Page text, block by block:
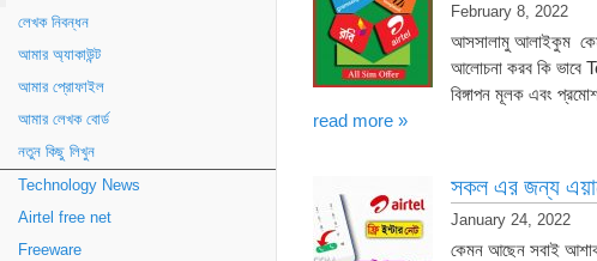
লেখক নিবন্ধন
আমার অ্যাকাউন্ট
আমার প্রোফাইল
আমার লেখক বোর্ড
নতুন কিছু লিখুন
Technology News
Airtel free net
Freeware
February 8, 2022
আসসালামু আলাইকুম
আলোচনা করব কি ভাবে
বিঙ্গাপন মূলক এবং
read more »
সকল এর জন্য
January 24, 2022
কেমন আছেন সবাই